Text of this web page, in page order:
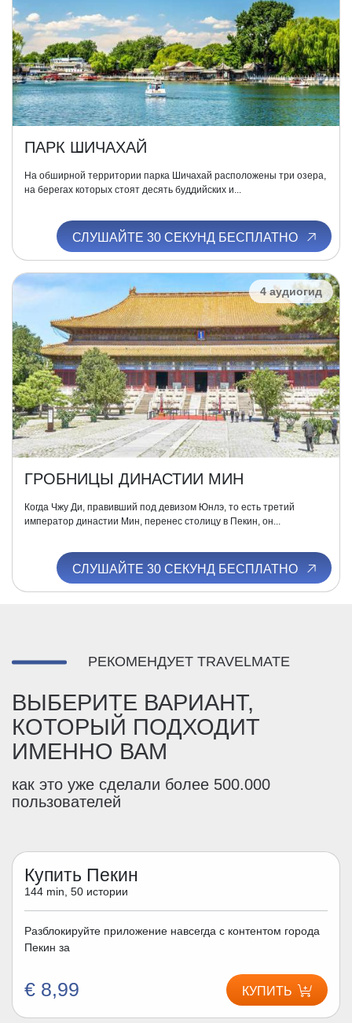
ПАРК ШИЧАХАЙ
На обширной территории парка Шичахай расположены три озера,
на берегах которых стоят десять буддийских и...
СЛУШАЙТЕ 30 СЕКУНД БЕСПЛАТНО
4 аудиогид
ГРОБНИЦЫ ДИНАСТИИ МИН
Когда Чжу Ди, правивший под девизом Юнлэ, то есть третий
император династии Мин, перенес столицу в Пекин, он...
СЛУШАЙТЕ 30 СЕКУНД БЕСПЛАТНО
РЕКОМЕНДУЕТ TRAVELMATE
ВЫБЕРИТЕ ВАРИАНТ,
КОТОРЫЙ ПОДХОДИТ
ИМЕННО ВАМ
как это уже сделали более 500.000
пользователей
Купить Пекин
144 min, 50 истории
Разблокируйте приложение навсегда с контентом города
Пекин за
€ 8,99 КУПИТЬ